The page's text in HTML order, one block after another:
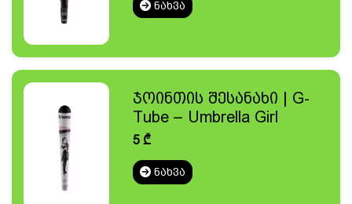
ᲜᲐᲮᲕᲐ
ჯოინთის შესანახი | G-
Tube – Umbrella Girl
5₾
ᲜᲐᲮᲕᲐ